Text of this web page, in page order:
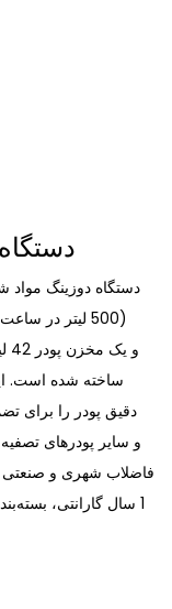
دستگاه دوز
(500 لیتر در
ساخته شده است.
دقیق پودر را برای
فاضلاب شهری و